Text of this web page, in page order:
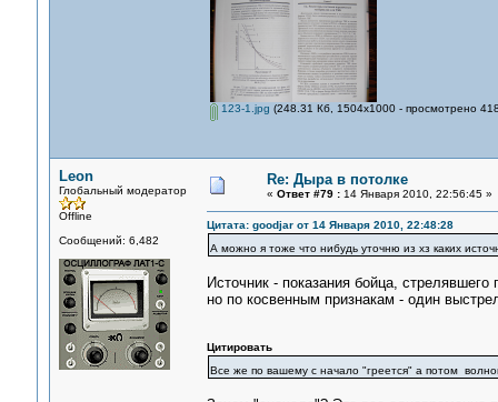
123-1.jpg (248.31 Кб, 1504x1000 - просмотрено
Leon
Глобальный модератор
Offline
Сообщений: 6,482
Re: Дыра в потолке
« Ответ #79 :14 Января 2010, 22:56:45 »
Цитата: goodjar от 14 Января 2010, 22:48:28
А можно я тоже что нибудь уточню из хз каких
Источник - показания бойца,
но по косвенным признакам - один
Цитировать
Все же по вашему с начало "греется" а потом